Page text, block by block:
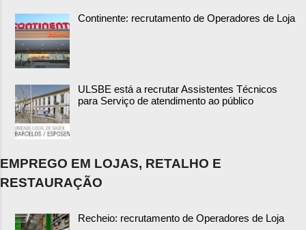
Continente: recrutamento de Operadores de Loja
ULSBE está a recrutar Assistentes Técnicos
para Serviço de atendimento ao público
EMPREGO EM LOJAS, RETALHO E
RESTAURAÇÃO
Recheio: recrutamento de Operadores de Loja